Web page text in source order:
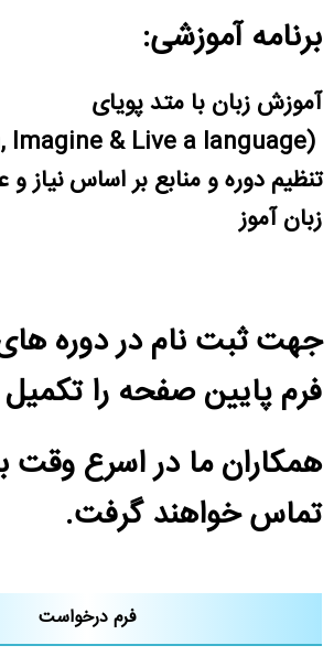
برنامه آموزشی:
آموزش زبان با متد پویای
LIL (Listen, Imagine & Live a language)
تنظیم دوره و منابع بر اساس نیاز و
زبان آموز
جهت ثبت نام در دوره های
فرم پایین صفحه را تکمیل
همکاران ما در اسرع وقت
تماس خواهند گرفت.
فرم درخواست